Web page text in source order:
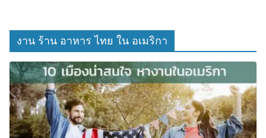
งาน ร้าน อาหาร ไทย ใน อเมริกา